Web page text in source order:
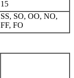
15
SS, SO, OO, NO,
FF, FO